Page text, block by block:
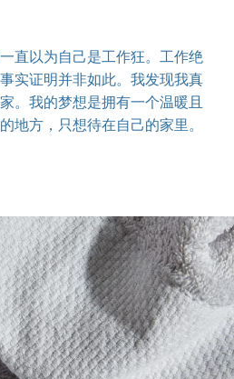
直以为自己是工作狂。工作绝
实证明并非如此。我发现我真
。我的梦想是拥有一个温暖且
地方，只想待在自己的家里。